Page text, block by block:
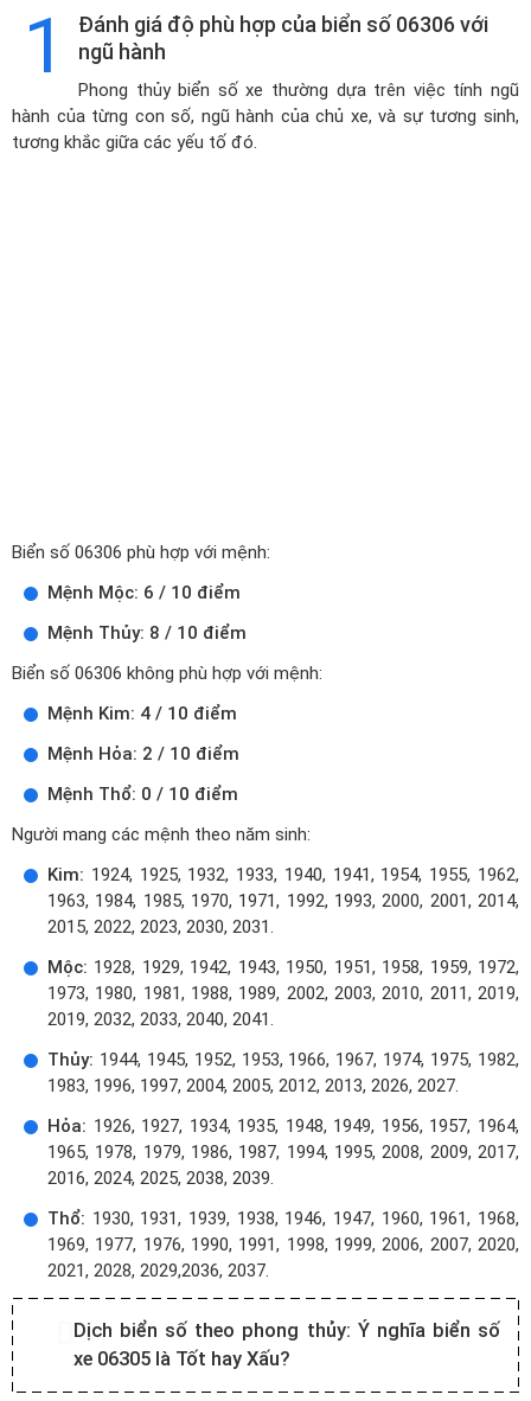
1
Đánh giá độ phù hợp của biển số 06306 với
ngũ hành
Phong thủy biển số xe thường dựa trên việc tính ngũ
hành của từng con số, ngũ hành của chủ xe, và sự tương sinh,
tương khắc giữa các yếu tố đó.
Biển số 06306 phù hợp với mệnh:
Mệnh Mộc: 6 / 10 điểm
Mệnh Thủy: 8 / 10 điểm
Biển số 06306 không phù hợp với mệnh:
Mệnh Kim: 4 / 10 điểm
Mệnh Hỏa: 2 / 10 điểm
Mệnh Thổ: 0 / 10 điểm
Người mang các mệnh theo năm sinh:
Kim: 1924, 1925, 1932, 1933, 1940, 1941, 1954, 1955, 1962,
1963, 1984, 1985, 1970, 1971, 1992, 1993, 2000, 2001, 2014,
2015, 2022, 2023, 2030, 2031.
Mộc: 1928, 1929, 1942, 1943, 1950, 1951, 1958, 1959, 1972,
1973, 1980, 1981, 1988, 1989, 2002, 2003, 2010, 2011, 2019,
2019, 2032, 2033, 2040, 2041.
Thủy: 1944, 1945, 1952, 1953, 1966, 1967, 1974, 1975, 1982,
1983, 1996, 1997, 2004, 2005, 2012, 2013, 2026, 2027.
Hỏa: 1926, 1927, 1934, 1935, 1948, 1949, 1956, 1957, 1964,
1965, 1978, 1979, 1986, 1987, 1994, 1995, 2008, 2009, 2017,
2016, 2024, 2025, 2038, 2039.
Thổ: 1930, 1931, 1939, 1938, 1946, 1947, 1960, 1961, 1968,
1969, 1977, 1976, 1990, 1991, 1998, 1999, 2006, 2007, 2020,
2021, 2028, 2029,2036, 2037.
Dịch biển số theo phong thủy: Ý nghĩa biển số
xe 06305 là Tốt hay Xấu?